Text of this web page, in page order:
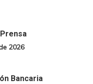
2026
Bancaria